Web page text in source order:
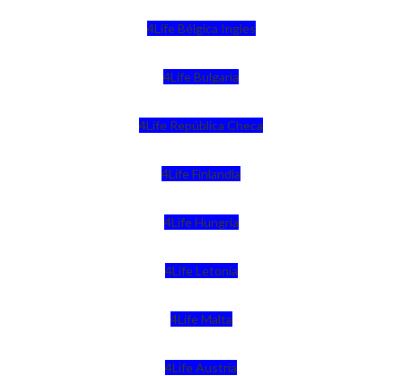
4Life Bélgica Ingles
4Life Bulgaria
4Life República Checa
4Life Finlandia
4Life Hungria
4Life Letonia
4Life Malta
4Life Austria